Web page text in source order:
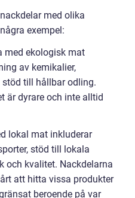
med olika
exempel:
med ekologisk mat
av kemikalier,
till hållbar odling.
är dyrare och inte alltid
lokal mat inkluderar
stöd till lokala
och kvalitet. Nackdelarna
att hitta vissa produkter
beroende på var